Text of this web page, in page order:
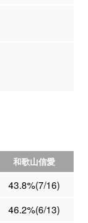
和歌山信愛
43.8%(7/16)
46.2%(6/13)